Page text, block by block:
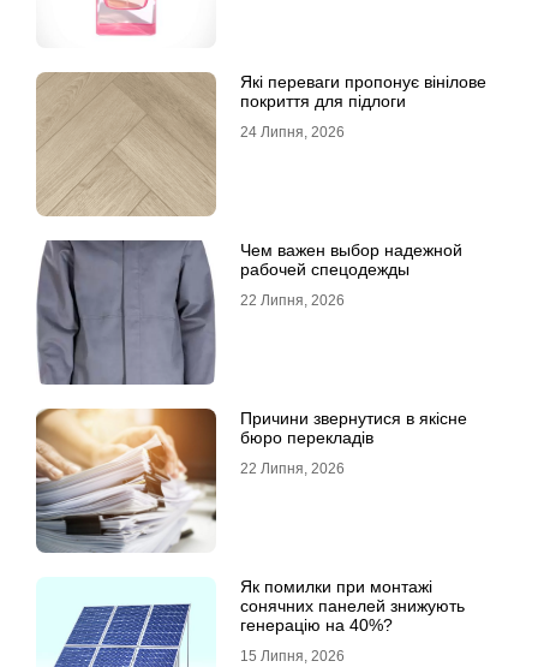
Які переваги пропонує вінілове
покриття для підлоги
24 Липня, 2026
Чем важен выбор надежной
рабочей спецодежды
22 Липня, 2026
Причини звернутися в якісне
бюро перекладів
22 Липня, 2026
Як помилки при монтажі
сонячних панелей знижують
генерацію на 40%?
15 Липня, 2026